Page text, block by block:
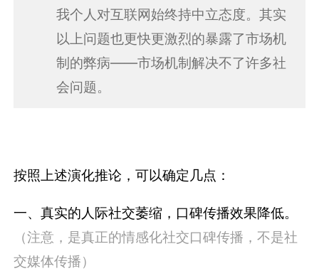
我个人对互联网始终持中立态度。其实
以上问题也更快更激烈的暴露了市场机
制的弊病——市场机制解决不了许多社
会问题。
按照上述演化推论，可以确定几点：
一、真实的人际社交萎缩，口碑传播效果降低。
（注意，是真正的情感化社交口碑传播，不是社
交媒体传播）